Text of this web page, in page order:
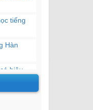
tiếng
Hàn
hiệu
quả nhất